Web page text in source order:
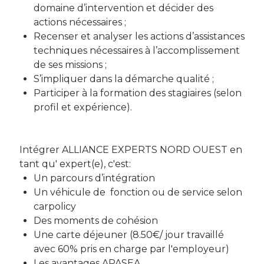
domaine d’intervention et décider des
actions nécessaires ;
Recenser et analyser les actions d’assistances
techniques nécessaires à l’accomplissement
de ses missions ;
S’impliquer dans la démarche qualité ;
Participer à la formation des stagiaires (selon
profil et expérience).
Intégrer ALLIANCE EXPERTS NORD OUEST en
tant qu' expert(e), c'est:
Un parcours d’intégration
Un véhicule de fonction ou de service selon
carpolicy
Des moments de cohésion
Une carte déjeuner (8.50€/ jour travaillé
avec 60% pris en charge par l'employeur)